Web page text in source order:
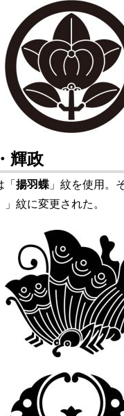
輝政
揚羽蝶 」紋を使用。
」紋に変更された。